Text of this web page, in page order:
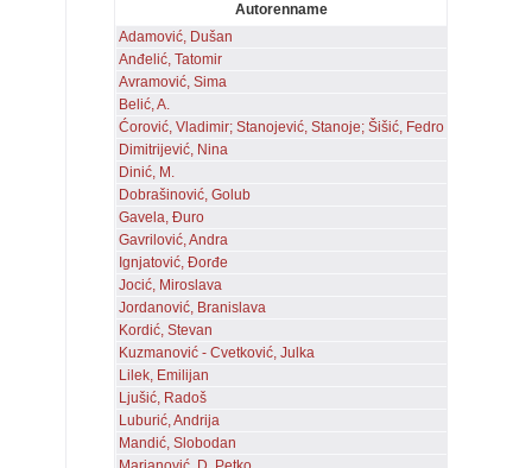
Autorenname
Adamović, Dušan
Anđelić, Tatomir
Avramović, Sima
Belić, A.
Ćorović, Vladimir; Stanojević, Stanoje; Šišić, Fedro
Dimitrijević, Nina
Dinić, M.
Dobrašinović, Golub
Gavela, Đuro
Gavrilović, Andra
Ignjatović, Đorđe
Jocić, Miroslava
Jordanović, Branislava
Kordić, Stevan
Kuzmanović - Cvetković, Julka
Lilek, Emilijan
Ljušić, Radoš
Luburić, Andrija
Mandić, Slobodan